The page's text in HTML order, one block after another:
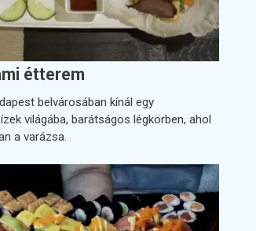
étterem
belvárosában kínál egy
világába, barátságos légkörben, ahol
a varázsa.